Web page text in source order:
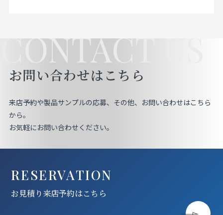
CONTACT US
お問い合わせはこちら
来店予約や製品サンプルの応募、その他、お問い合わせはこちら
から。
お気軽にお問い合わせください。
RESERVATION
お見積り来店予約はこちら